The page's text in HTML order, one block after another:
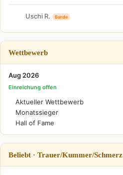
Uschi R. Barde
Wettbewerb
Aug 2026
Einreichung offen
Aktueller Wettbewerb
Monatssieger
Hall of Fame
Beliebt · Trauer/Kummer/Schmerz